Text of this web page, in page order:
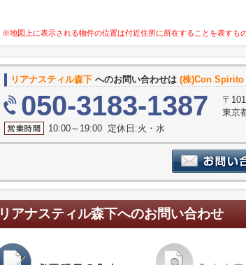
※地図上に表示される物件の位置は付近住所に所在することを表すも
リアナスティル森下 へのお問い合わせは (株)Con
050-3183-1387
〒
東京
10:00～19:00 定休日:火・水
リアナスティル森下へのお問い合わせ